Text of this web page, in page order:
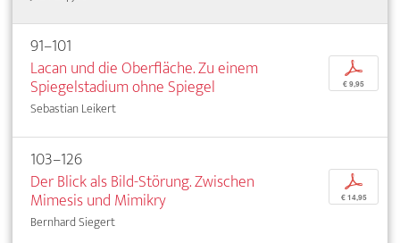
91–101
Lacan und die Oberfläche. Zu einem
Spiegelstadium ohne Spiegel
Sebastian Leikert
p
€ 9,95
103–126
Der Blick als Bild-Störung. Zwischen
Mimesis und Mimikry
Bernhard Siegert
p
€ 14,95